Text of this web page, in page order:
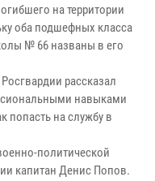
на территории
оба подшефных класса
№ 66 названы в его
рассказал
навыками
попасть на службу в
политической
капитан Денис Попов.